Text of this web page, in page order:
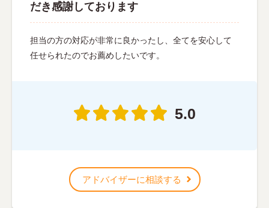
だき感謝しております
担当の方の対応が非常に良かったし、全てを安心して
任せられたのでお薦めしたいです。
5.0
アドバイザーに相談する